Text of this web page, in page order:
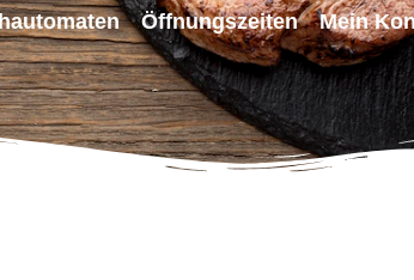
Öffnungszeiten Mein